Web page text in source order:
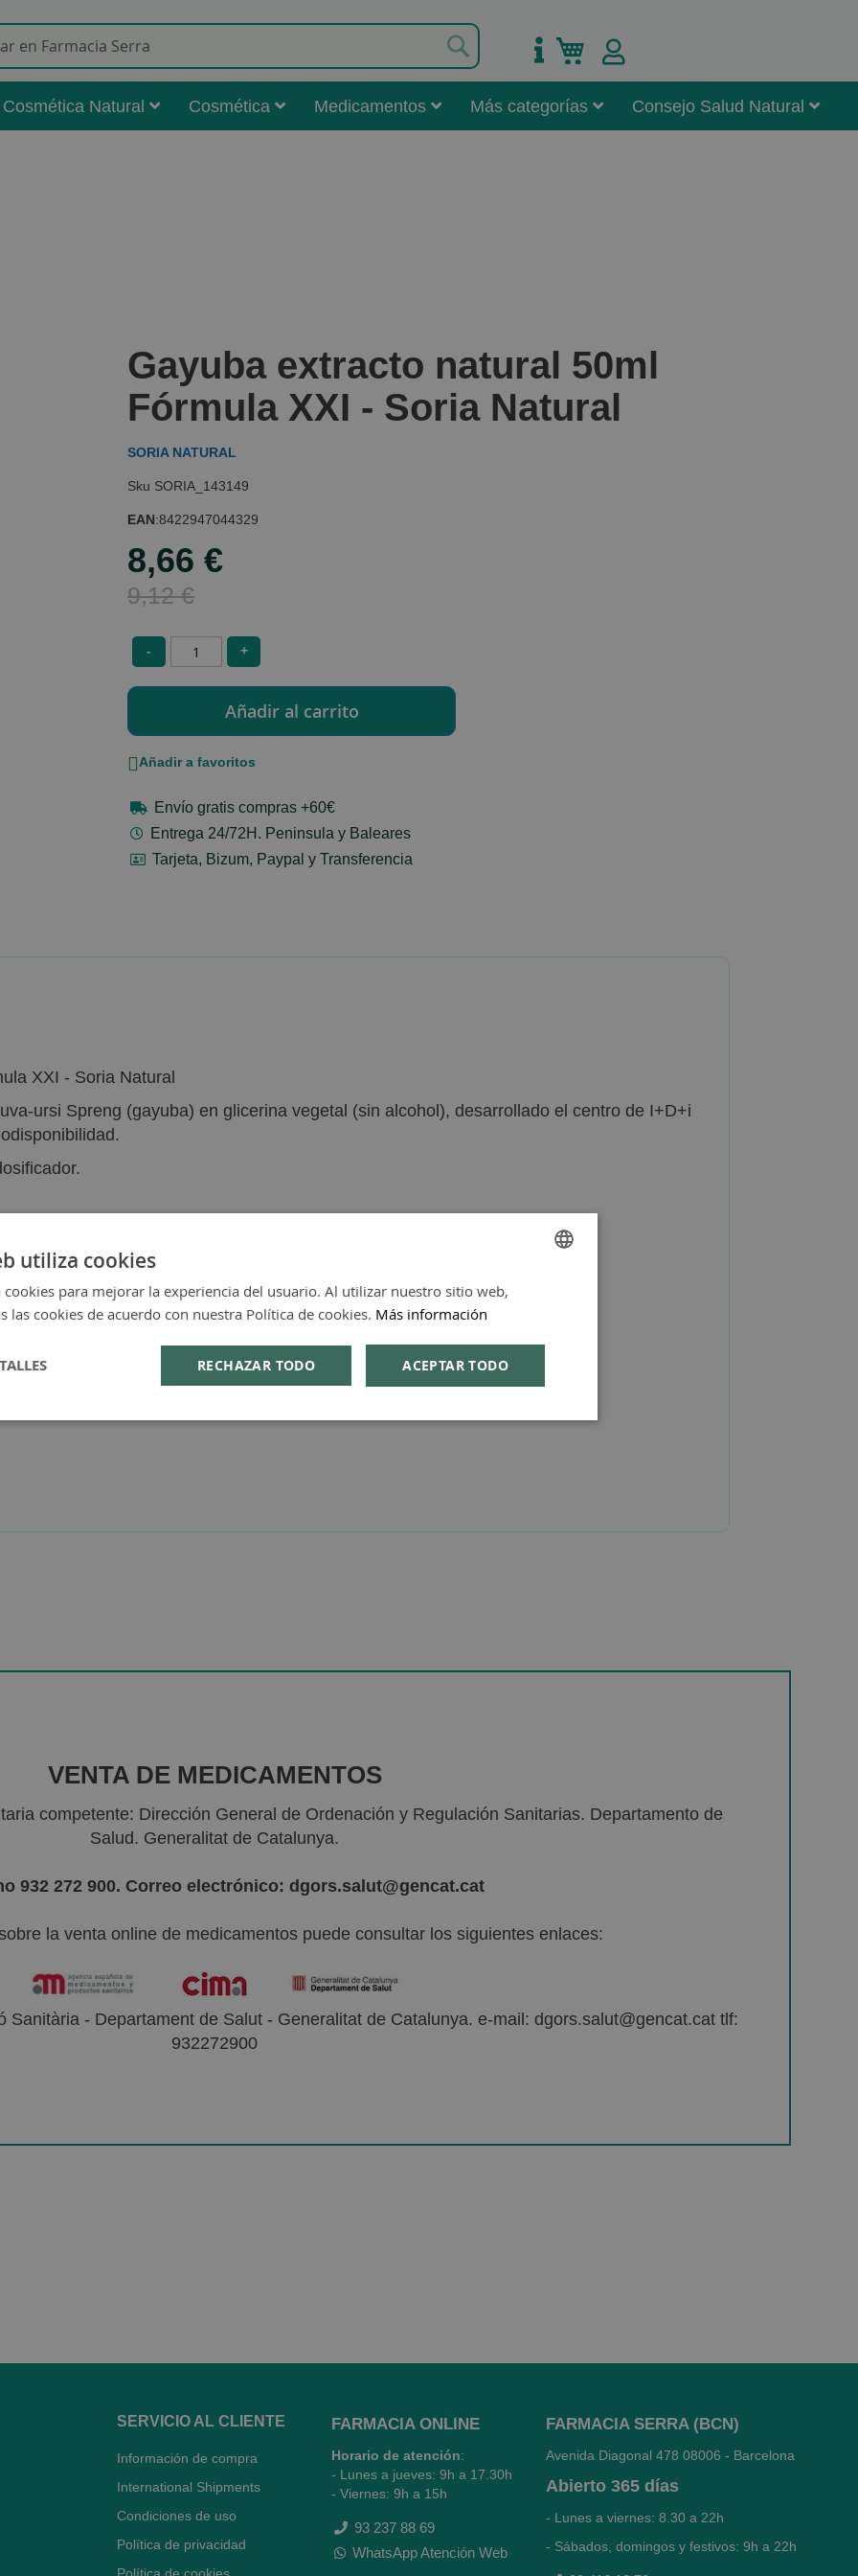
Mi carrito
Cosmética Natural Cosmética Medicamentos Más categorías Consejo Salud Natural
Gayuba extracto natural 50ml
Fórmula XXI - Soria Natural
SORIA NATURAL
SORIA_143149
EAN:8422947044329
Special
Price
8,66 €
9,12 €
- +
Añadir a favoritos
Envío gratis compras +60€
Entrega 24/72H. Peninsula y Baleares
Tarjeta, Bizum, Paypal y Transferencia
XXI - Soria Natural
ursi Spreng (gayuba) en glicerina vegetal (sin alcohol), desarrollado el centro de I+D+i
VENTA DE MEDICAMENTOS
competente: Dirección General de Ordenación y Regulación Sanitarias. Departamento de
Salud. Generalitat de Catalunya.
932 272 900. Correo electrónico: dgors.salut@gencat.cat
la venta online de medicamentos puede consultar los siguientes enlaces:
Sanitària - Departament de Salut - Generalitat de Catalunya. e-mail: dgors.salut@gencat.cat tlf:
932272900
SERVICIO AL CLIENTE
Información de compra
International Shipments
Condiciones de uso
Política de privacidad
FARMACIA ONLINE
Horario de atención:
- Lunes a jueves: 9h a 17.30h
- Viernes: 9h a 15h
93 237 88 69
WhatsApp Atención Web
FARMACIA SERRA (BCN)
Avenida Diagonal 478 08006 - Barcelona
Abierto 365 días
- Lunes a viernes: 8.30 a 22h
- Sábados, domingos y festivos: 9h a 22h
utiliza cookies
cookies para mejorar la experiencia del usuario. Al utilizar nuestro sitio web,
las cookies de acuerdo con nuestra Política de cookies. Más información
ACEPTAR TODO
RECHAZAR TODO